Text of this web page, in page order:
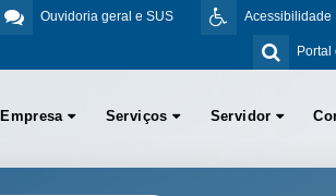
Acessibilidade
Ouvidoria geral e SUS
Empresa Serviços Servidor